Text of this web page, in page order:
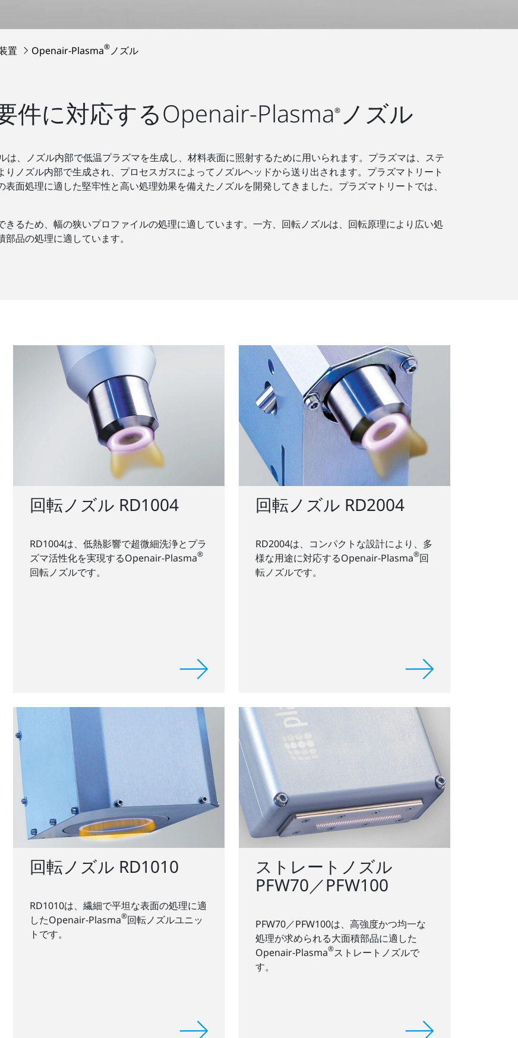
置 Openair-Plasma®ノズル
件に対応するOpenair-Plasma®ノズル
は、ノズル内部で低温プラズマを生成し、材料表面に照射するために用いられます。プラズマは、ステ
ノズル内部で生成され、プロセスガスによってノズルヘッドから送り出されます。プラズマトリート
面処理に適した堅牢性と高い処理効果を備えたノズルを開発してきました。プラズマトリートでは、
るため、幅の狭いプロファイルの処理に適しています。一方、回転ノズルは、回転原理により広い処
品の処理に適しています。
回転ノズル RD1004
RD1004は、低熱影響で超微細洗浄とプラ
ズマ活性化を実現するOpenair-Plasma®
回転ノズルです。
回転ノズル RD2004
RD2004は、コンパクトな設計により、多
様な用途に対応するOpenair-Plasma®回
転ノズルです。
回転ノズル RD1010
RD1010は、繊細で平坦な表面の処理に適
したOpenair-Plasma®回転ノズルユニッ
トです。
ストレートノズル
PFW70／PFW100
PFW70／PFW100は、高強度かつ均一な
処理が求められる大面積部品に適した
Openair-Plasma®ストレートノズルで
す。